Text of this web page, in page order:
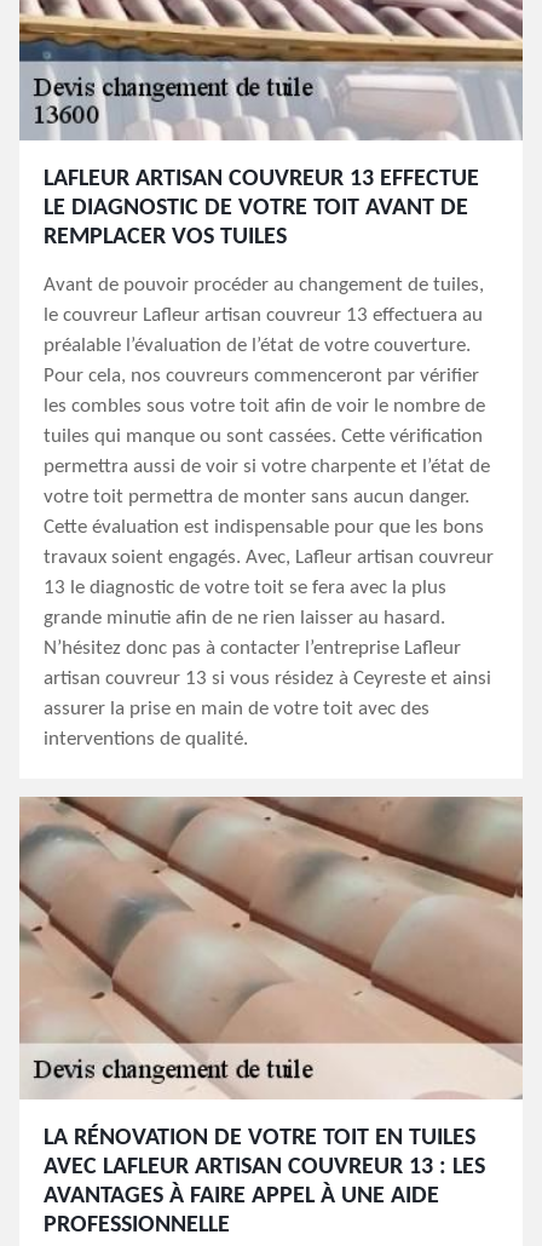
LAFLEUR ARTISAN COUVREUR 13 EFFECTUE
LE DIAGNOSTIC DE VOTRE TOIT AVANT DE
REMPLACER VOS TUILES
Avant de pouvoir procéder au changement de tuiles,
le couvreur Lafleur artisan couvreur 13 effectuera au
préalable l’évaluation de l’état de votre couverture.
Pour cela, nos couvreurs commenceront par vérifier
les combles sous votre toit afin de voir le nombre de
tuiles qui manque ou sont cassées. Cette vérification
permettra aussi de voir si votre charpente et l’état de
votre toit permettra de monter sans aucun danger.
Cette évaluation est indispensable pour que les bons
travaux soient engagés. Avec, Lafleur artisan couvreur
13 le diagnostic de votre toit se fera avec la plus
grande minutie afin de ne rien laisser au hasard.
N’hésitez donc pas à contacter l’entreprise Lafleur
artisan couvreur 13 si vous résidez à Ceyreste et ainsi
assurer la prise en main de votre toit avec des
interventions de qualité.
LA RÉNOVATION DE VOTRE TOIT EN TUILES
AVEC LAFLEUR ARTISAN COUVREUR 13 : LES
AVANTAGES À FAIRE APPEL À UNE AIDE
PROFESSIONNELLE